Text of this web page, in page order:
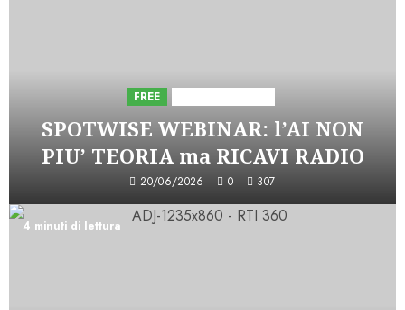
FREE
SPOTWISE WEBINAR: l’AI NON
PIU’ TEORIA ma RICAVI RADIO
20/06/2026 0 307
4 minuti di lettura